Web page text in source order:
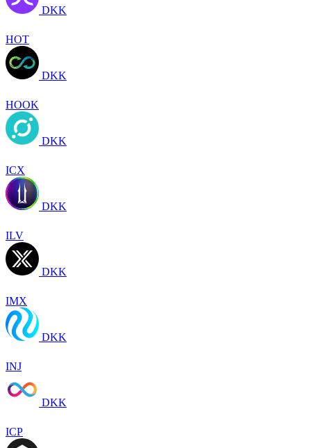
DKK
HOT
DKK
HOOK
DKK
ICX
DKK
ILV
DKK
IMX
DKK
INJ
DKK
ICP